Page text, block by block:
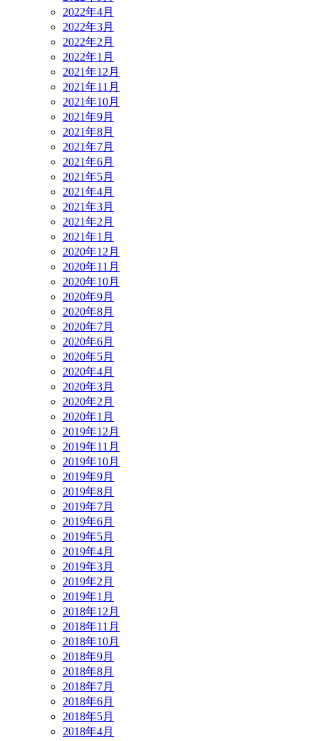
2022年4月
2022年3月
2022年2月
2022年1月
2021年12月
2021年11月
2021年10月
2021年9月
2021年8月
2021年7月
2021年6月
2021年5月
2021年4月
2021年3月
2021年2月
2021年1月
2020年12月
2020年11月
2020年10月
2020年9月
2020年8月
2020年7月
2020年6月
2020年5月
2020年4月
2020年3月
2020年2月
2020年1月
2019年12月
2019年11月
2019年10月
2019年9月
2019年8月
2019年7月
2019年6月
2019年5月
2019年4月
2019年3月
2019年2月
2019年1月
2018年12月
2018年11月
2018年10月
2018年9月
2018年8月
2018年7月
2018年6月
2018年5月
2018年4月